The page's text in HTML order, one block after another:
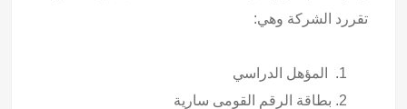
تقررد الشركة وهي:
المؤهل الدراسي
بطاقة الرقم القومى سارية